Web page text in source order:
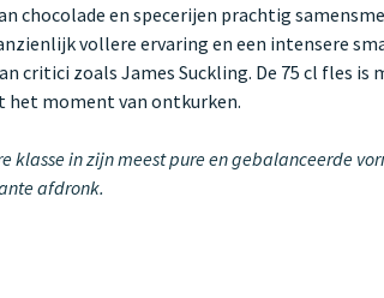
chocolade en specerijen prachtig
vollere ervaring en een intensere
critici zoals James Suckling. De 75 cl fles is
het moment van ontkurken.
klasse in zijn meest pure en gebalanceerde
afdronk.